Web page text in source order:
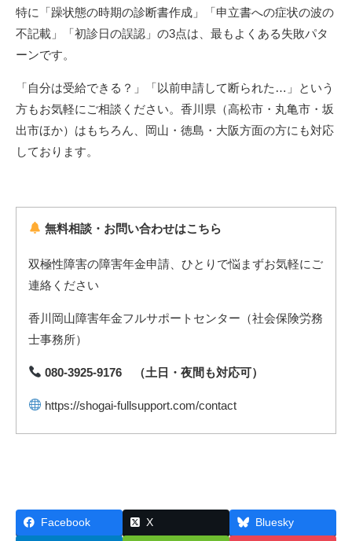
特に「躁状態の時期の診断書作成」「申立書への症状の波の
不記載」「初診日の誤認」の3点は、最もよくある失敗パタ
ーンです。
「自分は受給できる？」「以前申請して断られた…」という
方もお気軽にご相談ください。香川県（高松市・丸亀市・坂
出市ほか）はもちろん、岡山・徳島・大阪方面の方にも対応
しております。
無料相談・お問い合わせはこちら
双極性障害の障害年金申請、ひとりで悩まずお気軽にご
連絡ください
香川岡山障害年金フルサポートセンター（社会保険労務
士事務所）
080-3925-9176 （土日・夜間も対応可）
https://shogai-fullsupport.com/contact
Facebook X Bluesky